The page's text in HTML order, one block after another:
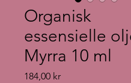
Organisk
essensielle
Myrra 10 ml
184,00 krPris